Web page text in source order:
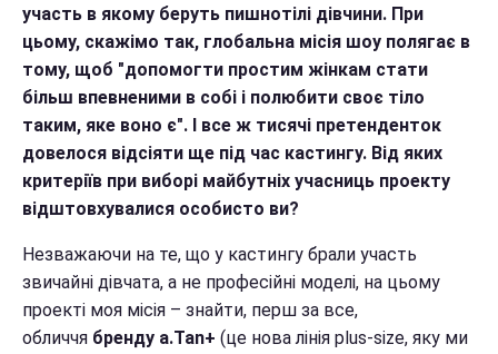
участь в якому беруть пишнотілі дівчини. При
цьому, скажімо так, глобальна місія шоу полягає в
тому, щоб "допомогти простим жінкам стати
більш впевненими в собі і полюбити своє тіло
таким, яке воно є". І все ж тисячі претенденток
довелося відсіяти ще під час кастингу. Від яких
критеріїв при виборі майбутніх учасниць проекту
відштовхувалися особисто ви?
Незважаючи на те, що у кастингу брали участь
звичайні дівчата, а не професійні моделі, на цьому
проекті моя місія – знайти, перш за все,
обличчя бренду a.Tan+ (це нова лінія plus-size, яку ми